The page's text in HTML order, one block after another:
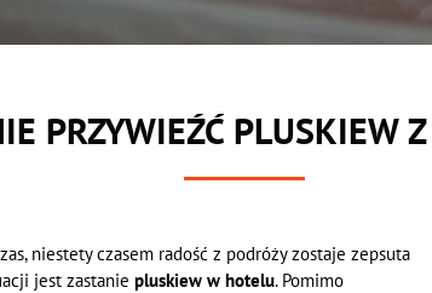
PRZYWIEŹĆ PLUSKIEW
niestety czasem radość z podróży zostaje zepsuta
jest zastaniepluskiew w hotelu. Pomimo